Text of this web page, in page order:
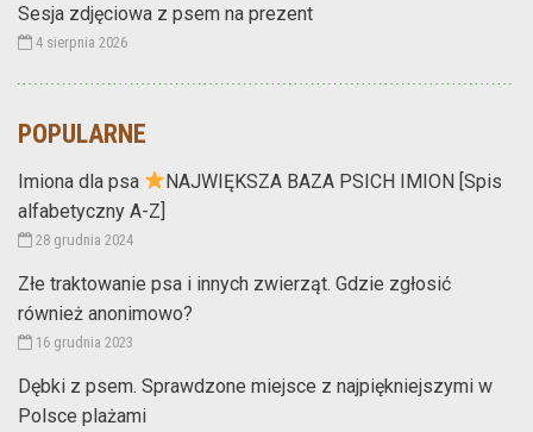
Sesja zdjęciowa z psem na prezent
4 sierpnia 2026
POPULARNE
Imiona dla psa
NAJWIĘKSZA BAZA PSICH IMION [Spis
alfabetyczny A-Z]
28 grudnia 2024
Złe traktowanie psa i innych zwierząt. Gdzie zgłosić
również anonimowo?
16 grudnia 2023
Dębki z psem. Sprawdzone miejsce z najpiękniejszymi w
Polsce plażami